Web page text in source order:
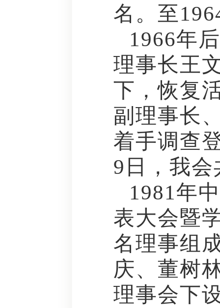
名。至
1966年
理事长王
下，恢复
副理事长
着手调查
9日，我
1981年
表大会暨
名理事组
庆、董树
理事会下